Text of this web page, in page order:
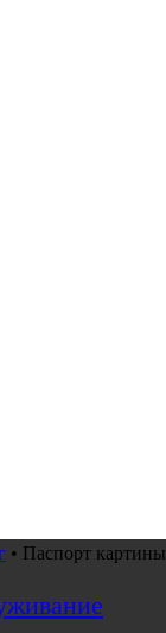
• Паспорт картины